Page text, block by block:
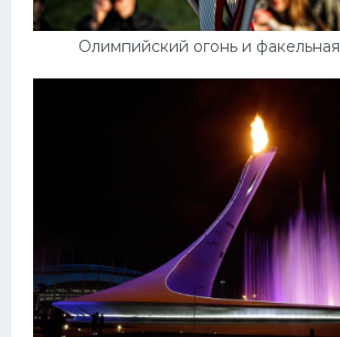
Олимпийский огонь и